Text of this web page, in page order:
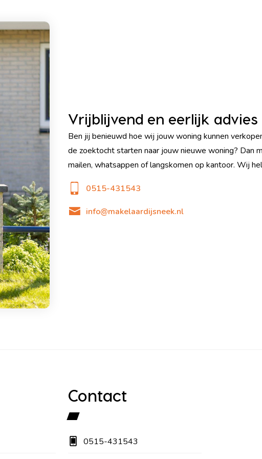
Vrijblijvend en eerlijk advies
Ben jij benieuwd hoe wij jouw woning kunnen
de zoektocht starten naar jouw nieuwe woning? Dan
mailen, whatsappen of langskomen op kantoor. Wij
0515-431543
info@makelaardijsneek.nl
Contact
0515-431543